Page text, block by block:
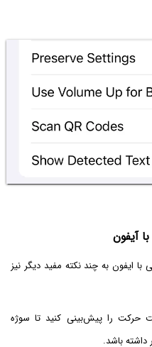
آیفون
ایفون به چند نکته مفید دیگر نیز
را پیش‌بینی کنید تا سوژه
داشته باشد.